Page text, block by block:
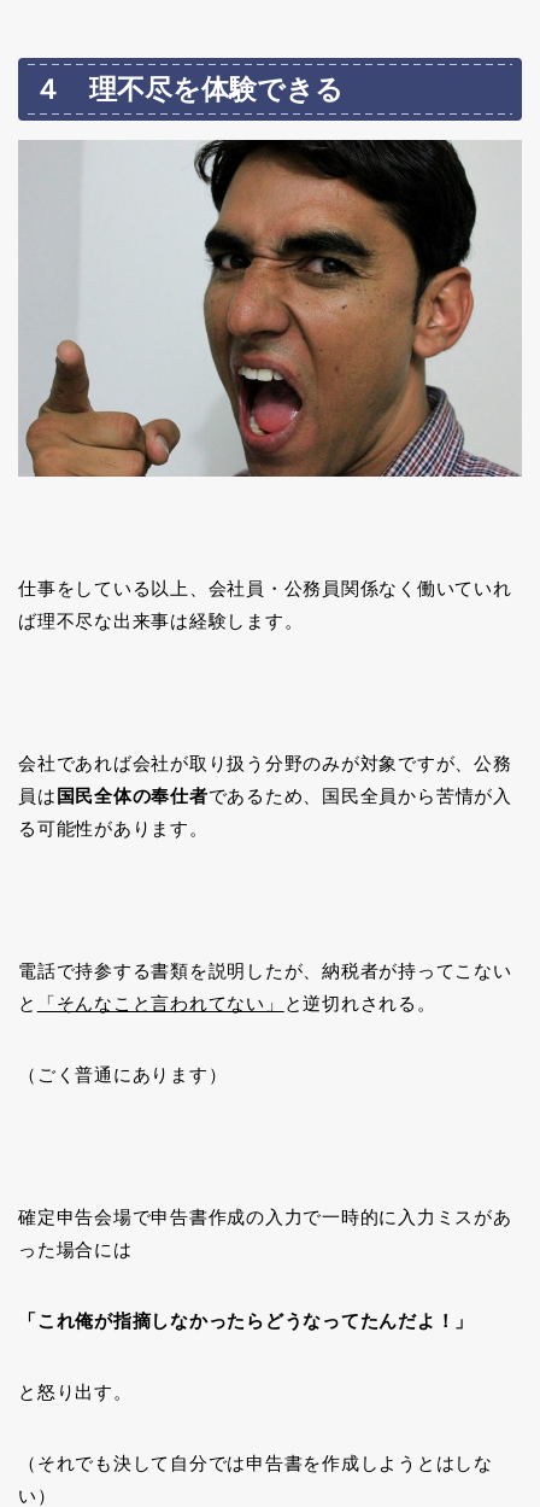
４ 理不尽を体験できる
仕事をしている以上、会社員・公務員関係なく働いていれ
ば理不尽な出来事は経験します。
会社であれば会社が取り扱う分野のみが対象ですが、公務
員は 国民全体の奉仕者であるため、国民全員から苦情が入
る可能性があります。
電話で持参する書類を説明したが、納税者が持ってこない
と
「そんなこと言われてない」 と逆切れされる。
（ごく普通にあります）
確定申告会場で申告書作成の入力で一時的に入力ミスがあ
った場合には
「これ俺が指摘しなかったらどうなってたんだよ！」
と怒り出す。
（それでも決して自分では申告書を作成しようとはしな
い）